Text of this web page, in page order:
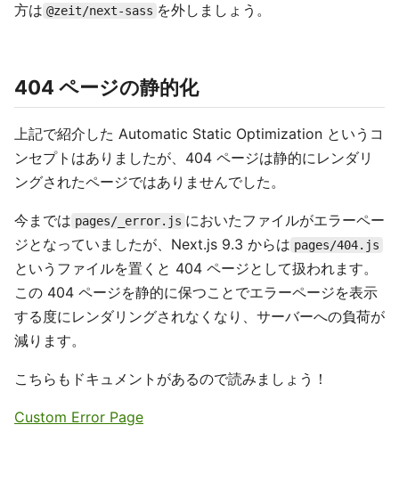
方は @zeit/next-sass を外しましょう。
404 ページの静的化
上記で紹介した Automatic Static Optimization というコ
ンセプトはありましたが、404 ページは静的にレンダリ
ングされたページではありませんでした。
今までは pages/_error.js においたファイルがエラーペー
ジとなっていましたが、Next.js 9.3 からは pages/404.js
というファイルを置くと 404 ページとして扱われます。
この 404 ページを静的に保つことでエラーページを表示
する度にレンダリングされなくなり、サーバーへの負荷が
減ります。
こちらもドキュメントがあるので読みましょう！
Custom Error Page